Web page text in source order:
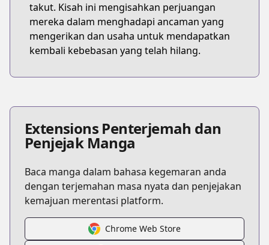
takut. Kisah ini mengisahkan perjuangan
mereka dalam menghadapi ancaman yang
mengerikan dan usaha untuk mendapatkan
kembali kebebasan yang telah hilang.
Extensions Penterjemah dan
Penjejak Manga
Baca manga dalam bahasa kegemaran anda
dengan terjemahan masa nyata dan penjejakan
kemajuan merentasi platform.
Chrome Web Store